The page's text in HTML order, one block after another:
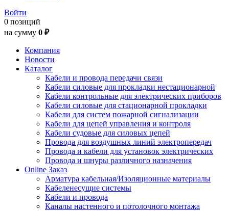
Войти
0 позиций
на сумму 0 ₽
Компания
Новости
Каталог
Кабели и провода передачи связи
Кабели силовые для прокладки нестационарной
Кабели контрольные для электрических приборов
Кабели силовые для стационарной прокладки
Кабели для систем пожарной сигнализации
Кабели для цепей управления и контроля
Кабели судовые для силовых цепей
Провода для воздушных линий электропередач
Провода и кабели для установок электрических
Провода и шнуры различного назначения
Online Заказ
Арматура кабельная/Изоляционные материалы
Кабеленесущие системы
Кабели и провода
Каналы настенного и потолочного монтажа